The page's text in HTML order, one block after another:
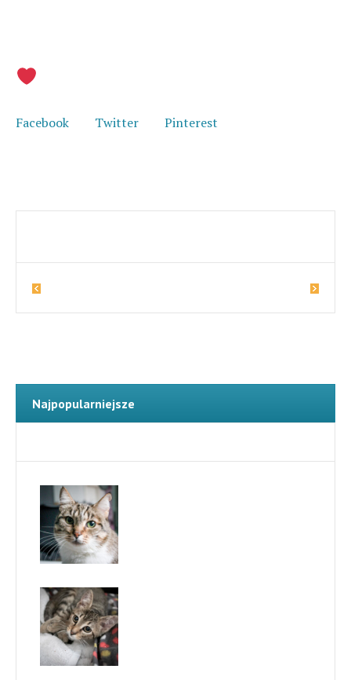
Facebook Twitter Pinterest
Najpopularniejsze